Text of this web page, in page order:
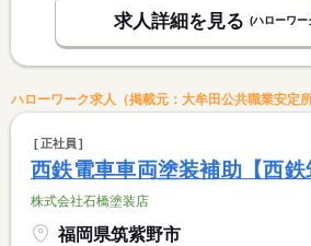
求人詳細を見る (ハローワー
ハローワーク求人（掲載元：大牟田公共職業安定所
正社員
西鉄電車車両塗装補助【西鉄
株式会社石橋塗装店
福岡県筑紫野市